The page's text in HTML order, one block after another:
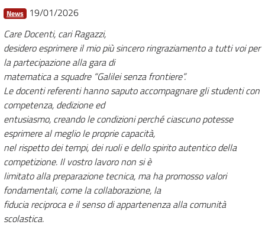
News 19/01/2026
Care Docenti, cari Ragazzi,
desidero esprimere il mio più sincero ringraziamento a tutti voi per
la partecipazione alla gara di
matematica a squadre “Galilei senza frontiere”.
Le docenti referenti hanno saputo accompagnare gli studenti con
competenza, dedizione ed
entusiasmo, creando le condizioni perché ciascuno potesse
esprimere al meglio le proprie capacità,
nel rispetto dei tempi, dei ruoli e dello spirito autentico della
competizione. Il vostro lavoro non si è
limitato alla preparazione tecnica, ma ha promosso valori
fondamentali, come la collaborazione, la
fiducia reciproca e il senso di appartenenza alla comunità
scolastica.